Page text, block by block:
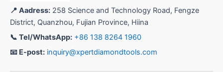
📍 Aadress: 258 Science and Technology Road, Fengze
District, Quanzhou, Fujian Province, Hiina
📞 Tel/WhatsApp: +86 138 8264 1960
📧 E-post: inquiry@xpertdiamondtools.com